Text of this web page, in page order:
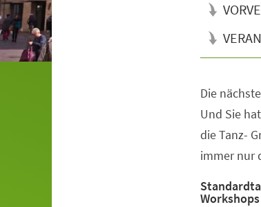
Die
Und Sie
die Tanz-
immer nur
Workshops